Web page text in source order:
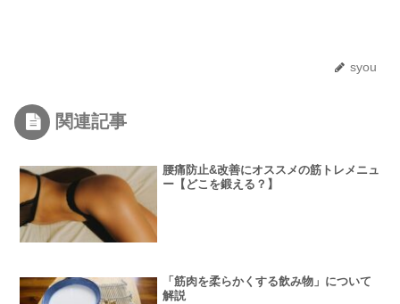
syou
関連記事
腰痛防止&改善にオススメの筋トレメニュ
ー【どこを鍛える？】
「筋肉を柔らかくする飲み物」について
解説